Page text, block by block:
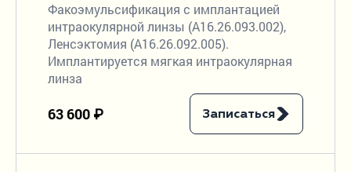
Факоэмульсификация с имплантацией
интраокулярной линзы (A16.26.093.002),
Ленсэктомия (A16.26.092.005).
Имплантируется мягкая интраокулярная
линза
63 600 ₽ Записаться